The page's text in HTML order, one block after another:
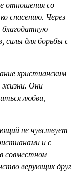
отношения со
спасению. Через
благодатную
силы для борьбы с
христианским
жизни. Они
любви,
не чувствует
и с
совместном
верующих друг